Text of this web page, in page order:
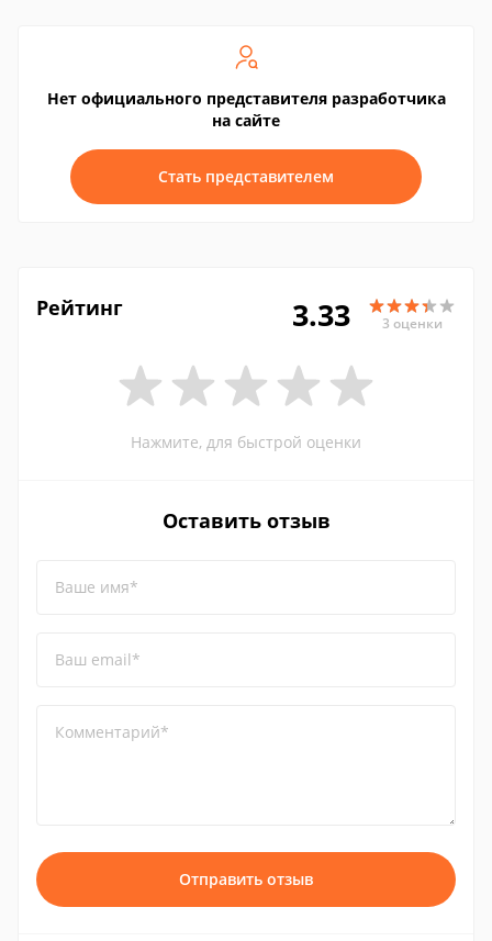
Нет официального представителя разработчика
на сайте
Стать представителем
Рейтинг 3.33 3 оценки
Нажмите, для быстрой оценки
Оставить отзыв
Ваше имя*
Ваш email*
Комментарий*
Отправить отзыв